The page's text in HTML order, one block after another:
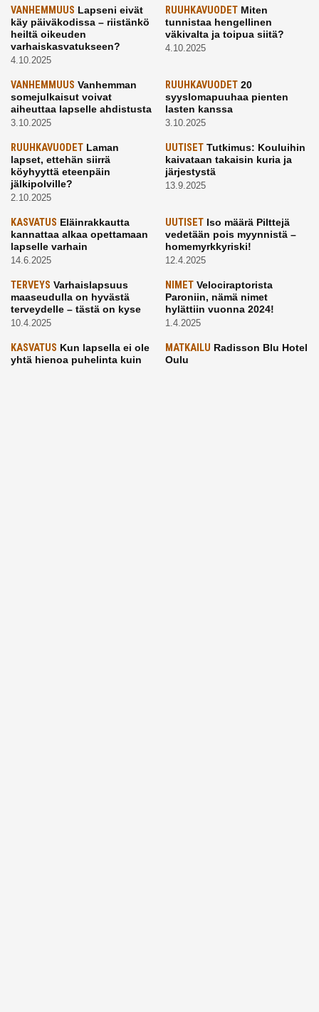
VANHEMMUUS Lapseni eivät
käy päiväkodissa – riistänkö
heiltä oikeuden
varhaiskasvatukseen?
4.10.2025
RUUHKAVUODETMiten
tunnistaa hengellinen
väkivalta ja toipua siitä?
4.10.2025
VANHEMMUUS Vanhemman
somejulkaisut voivat
aiheuttaa lapselle ahdistusta
3.10.2025
RUUHKAVUODET20
syyslomapuuhaa pienten
lasten kanssa
3.10.2025
RUUHKAVUODET Laman
lapset, ettehän siirrä
köyhyyttä eteenpäin
jälkipolville?
2.10.2025
UUTISETTutkimus: Kouluihin
kaivataan takaisin kuria ja
järjestystä
13.9.2025
KASVATUS Eläinrakkautta
kannattaa alkaa opettamaan
lapselle varhain
14.6.2025
UUTISETIso määrä Pilttejä
vedetään pois myynnistä –
homemyrkkyriski!
12.4.2025
TERVEYS Varhaislapsuus
maaseudulla on hyvästä
terveydelle – tästä on kyse
10.4.2025
NIMETVelociraptorista
Paroniin, nämä nimet
hylättiin vuonna 2024!
1.4.2025
KASVATUS Kun lapsella ei ole
yhtä hienoa puhelinta kuin
MATKAILU Radisson Blu Hotel
Oulu